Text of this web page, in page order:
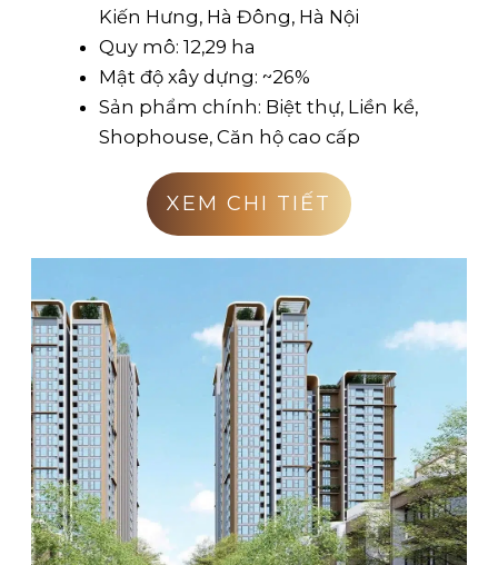
Kiến Hưng, Hà Đông, Hà Nội
Quy mô: 12,29 ha
Mật độ xây dựng: ~26%
Sản phẩm chính: Biệt thự, Liền kề,
Shophouse, Căn hộ cao cấp
XEM CHI TIẾT